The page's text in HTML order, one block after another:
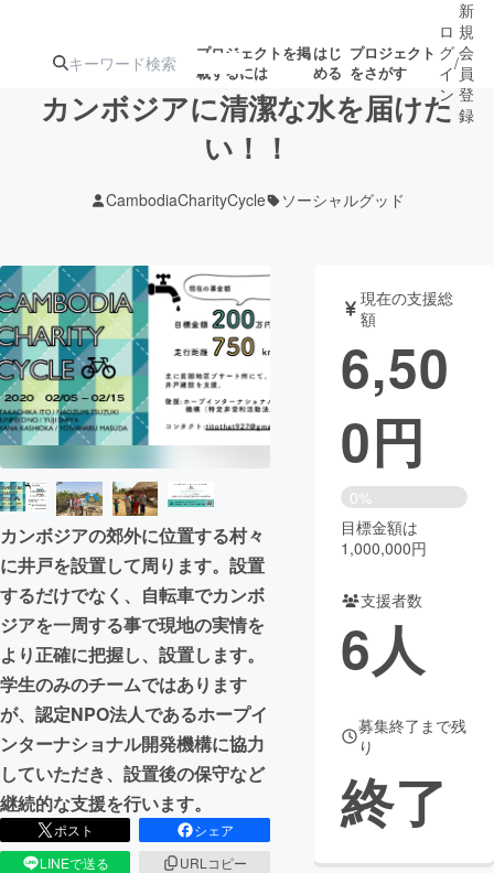
プロジェクトを掲
載するには
はじ
める
プロジェクト
をさがす
ターン
ジェクト
ロジェクト
されます
アート・写真 音楽
テクノロジー・ガジェット ゲーム・サ
映像・映画 書籍・雑誌
ビジネス・起業 チャレンジ
まちづくり・地域活性化
CAMPFIRE for Social Good
CAMPFIRE Creation
CAMPFIREふるさと納税machi-ya コミュニティ
ロ
グ
イ
ン
/
新
規
会
員
登
録
カンボジアに清潔な水を届けた
い！！
CambodiaCharityCycle ソーシャルグッド
カンボジアの郊外に位置する村々
に井戸を設置して周ります。設置
するだけでなく、自転車でカンボ
ジアを一周する事で現地の実情を
より正確に把握し、設置します。
学生のみのチームではあります
が、認定NPO法人であるホープイ
ンターナショナル開発機構に協力
していただき、設置後の保守など
継続的な支援を行います。
ポスト
シェア
LINEで送る
URLコピー
現在の支援総
額
6,50
0円
0%
目標金額は
1,000,000円
支援者数
6人
募集終了まで残
り
終了